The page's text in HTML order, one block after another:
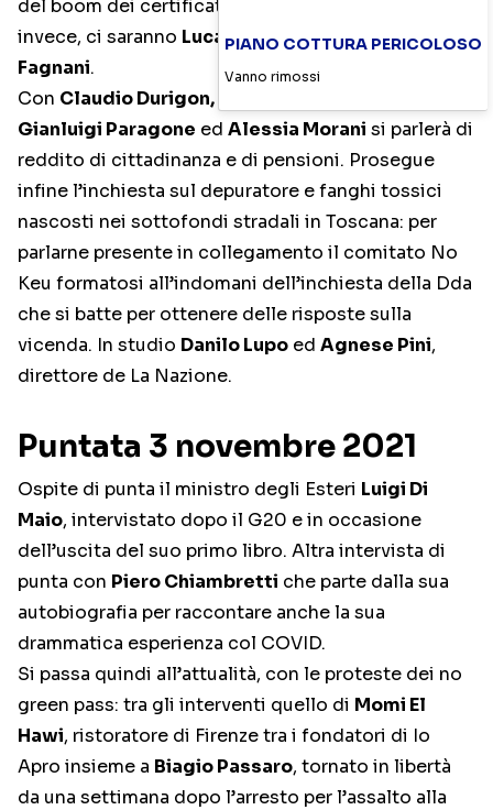
del boom dei certificati medici per malattia,
invece, ci saranno Luca Telese, VauroeFrancesca
Fagnani.
Con Claudio Durigon, Luigi Scordamaglia,
Gianluigi Paragone ed Alessia Morani si parlerà di
reddito di cittadinanza e di pensioni. Prosegue
infine l’inchiesta sul depuratore e fanghi tossici
nascosti nei sottofondi stradali in Toscana: per
parlarne presente in collegamento il comitato No
Keu formatosi all’indomani dell’inchiesta della Dda
che si batte per ottenere delle risposte sulla
vicenda. In studio Danilo Lupo ed Agnese Pini,
direttore de La Nazione.
Puntata 3 novembre 2021
Ospite di punta il ministro degli Esteri Luigi Di
Maio, intervistato dopo il G20 e in occasione
dell’uscita del suo primo libro. Altra intervista di
punta con Piero Chiambretti che parte dalla sua
autobiografia per raccontare anche la sua
drammatica esperienza col COVID.
Si passa quindi all’attualità, con le proteste dei no
green pass: tra gli interventi quello di Momi El
Hawi, ristoratore di Firenze tra i fondatori di Io
Apro insieme a Biagio Passaro, tornato in libertà
da una settimana dopo l’arresto per l’assalto alla
PIANO COTTURA PERICOLOSO
Vanno rimossi